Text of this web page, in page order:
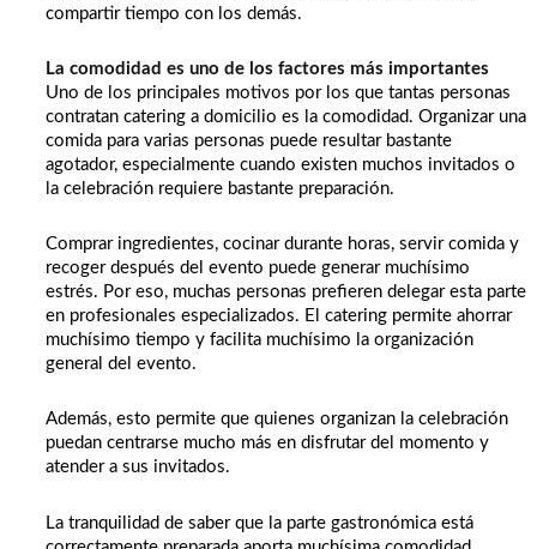
compartir tiempo con los demás.
La comodidad es uno de los factores más importantes
Uno de los principales motivos por los que tantas personas
contratan catering a domicilio es la comodidad. Organizar una
comida para varias personas puede resultar bastante
agotador, especialmente cuando existen muchos invitados o
la celebración requiere bastante preparación.
Comprar ingredientes, cocinar durante horas, servir comida y
recoger después del evento puede generar muchísimo
estrés. Por eso, muchas personas prefieren delegar esta parte
en profesionales especializados. El catering permite ahorrar
muchísimo tiempo y facilita muchísimo la organización
general del evento.
Además, esto permite que quienes organizan la celebración
puedan centrarse mucho más en disfrutar del momento y
atender a sus invitados.
La tranquilidad de saber que la parte gastronómica está